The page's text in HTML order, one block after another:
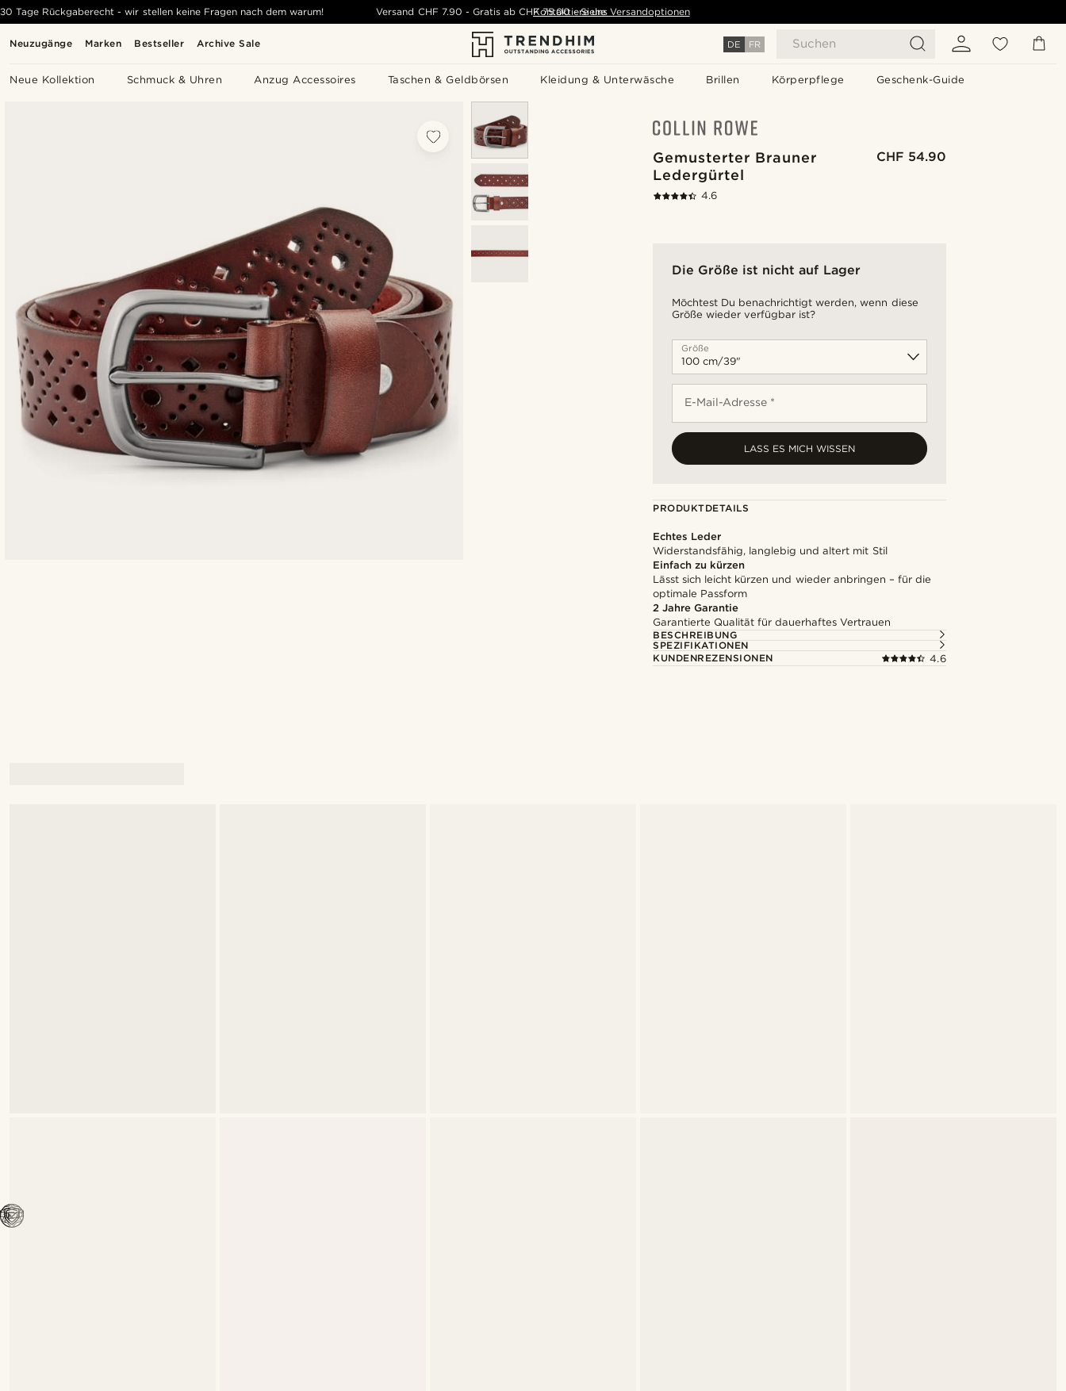
Neuzugänge Marken Bestseller Archive Sale DE FR Suchen
Neue Kollektion Schmuck & Uhren Anzug Accessoires Taschen & Geldbörsen Kleidung & Unterwäsche Brillen Körperpflege Geschenk-Guide
30 Tage Rückgaberecht - wir stellen keine Fragen nach dem warum! Versand CHF 7.90 - Gratis ab CHF 75.00 - Siehe Versandoptionen
Kontaktiere uns
Gemusterter Brauner
Ledergürtel
CHF 54.90
4.6
Die Größe ist nicht auf Lager
Möchtest Du benachrichtigt werden, wenn diese
Größe wieder verfügbar ist?
Größe
E-Mail-Adresse *
LASS ES MICH WISSEN
PRODUKTDETAILS
Echtes Leder
Widerstandsfähig, langlebig und altert mit Stil
Einfach zu kürzen
Lässt sich leicht kürzen und wieder anbringen – für die
optimale Passform
2 Jahre Garantie
Garantierte Qualität für dauerhaftes Vertrauen
BESCHREIBUNG
SPEZIFIKATIONEN
KUNDENREZENSIONEN
4.6